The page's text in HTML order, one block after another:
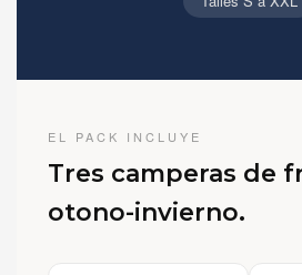
EL PACK INCLUYE
Tres camperas de
otono-invierno.